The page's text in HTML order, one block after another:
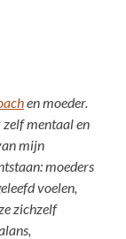
en moeder.
mentaal en
mijn
moeders
voelen,
zichzelf